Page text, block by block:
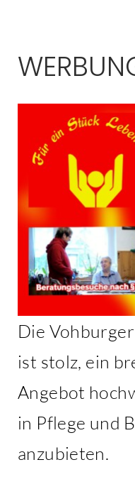
Die
ist stolz, ein
Angebot
in Pflege und
anzubieten.